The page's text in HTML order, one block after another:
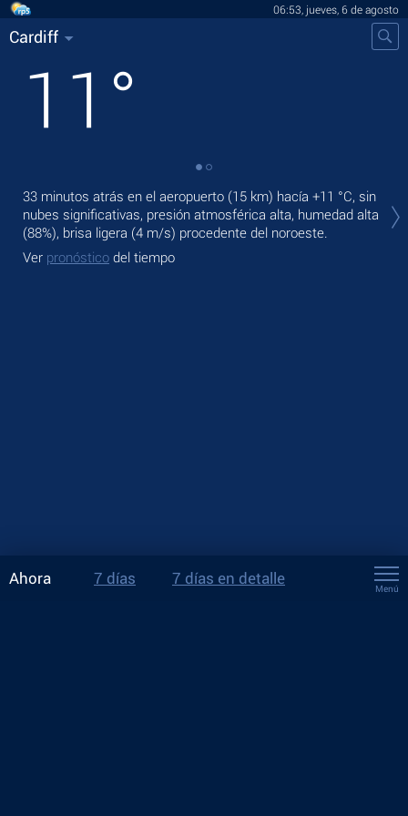
06:53, jueves, 6 de agosto
Cardiff
11 °
33 minutos atrás en el aeropuerto (15 km) hacía +11 °C, sin
nubes significativas, presión atmosférica alta, humedad alta
(88%), brisa ligera (4 m/s) procedente del noroeste.
Ver pronóstico del tiempo
Ahora 7 días 7 días en detalle
Menú